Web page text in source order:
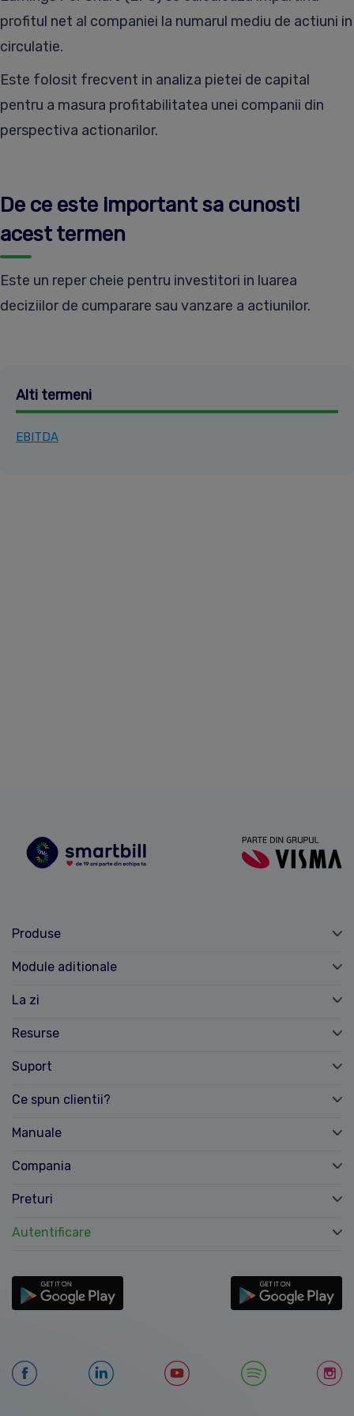
profitul net al companiei la numarul mediu de actiuni in
circulatie.
Este folosit frecvent in analiza pietei de capital
pentru a masura profitabilitatea unei companii din
perspectiva actionarilor.
De ce este important sa cunosti
acest termen
Este un reper cheie pentru investitori in luarea
deciziilor de cumparare sau vanzare a actiunilor.
Alti termeni
EBITDA
Produse
Module aditionale
La zi
Resurse
Suport
Ce spun clientii?
Manuale
Compania
Preturi
Autentificare